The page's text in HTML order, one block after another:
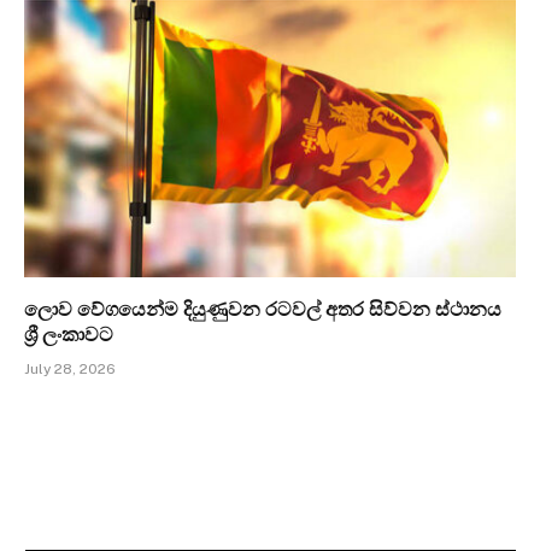
ලොව වේගයෙන්ම දියුණුවන රටවල් අතර සිව්වන ස්ථානය
ශ්‍රී ලංකාවට
July 28, 2026